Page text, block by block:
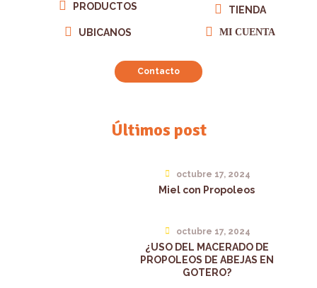
PRODUCTOS
UBICANOS
TIENDA
MI CUENTA
Contacto
Últimos post
octubre 17, 2024
Miel con Propoleos
octubre 17, 2024
¿USO DEL MACERADO DE
PROPOLEOS DE ABEJAS EN
GOTERO?